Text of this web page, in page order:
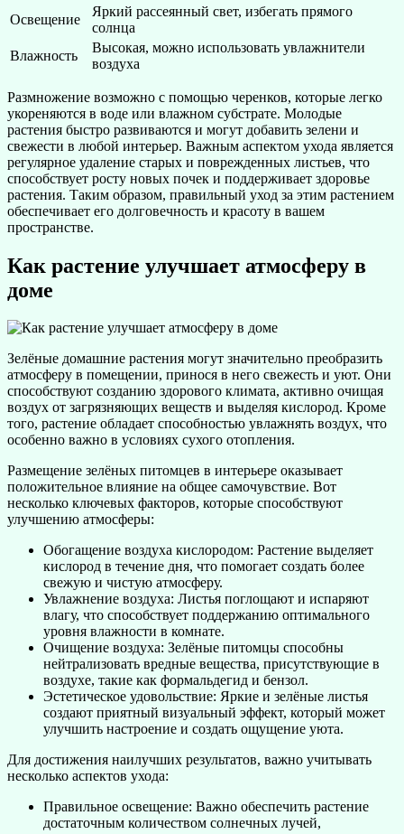
Освещение
Яркий рассеянный свет, избегать прямого
солнца
Влажность
Высокая, можно использовать увлажнители
воздуха
Размножение возможно с помощью черенков, которые легко
укореняются в воде или влажном субстрате. Молодые
растения быстро развиваются и могут добавить зелени и
свежести в любой интерьер. Важным аспектом ухода является
регулярное удаление старых и поврежденных листьев, что
способствует росту новых почек и поддерживает здоровье
растения. Таким образом, правильный уход за этим растением
обеспечивает его долговечность и красоту в вашем
пространстве.
Как растение улучшает атмосферу в
доме
Зелёные домашние растения могут значительно преобразить
атмосферу в помещении, принося в него свежесть и уют. Они
способствуют созданию здорового климата, активно очищая
воздух от загрязняющих веществ и выделяя кислород. Кроме
того, растение обладает способностью увлажнять воздух, что
особенно важно в условиях сухого отопления.
Размещение зелёных питомцев в интерьере оказывает
положительное влияние на общее самочувствие. Вот
несколько ключевых факторов, которые способствуют
улучшению атмосферы:
Обогащение воздуха кислородом: Растение выделяет
кислород в течение дня, что помогает создать более
свежую и чистую атмосферу.
Увлажнение воздуха: Листья поглощают и испаряют
влагу, что способствует поддержанию оптимального
уровня влажности в комнате.
Очищение воздуха: Зелёные питомцы способны
нейтрализовать вредные вещества, присутствующие в
воздухе, такие как формальдегид и бензол.
Эстетическое удовольствие: Яркие и зелёные листья
создают приятный визуальный эффект, который может
улучшить настроение и создать ощущение уюта.
Для достижения наилучших результатов, важно учитывать
несколько аспектов ухода:
Правильное освещение: Важно обеспечить растение
достаточным количеством солнечных лучей,